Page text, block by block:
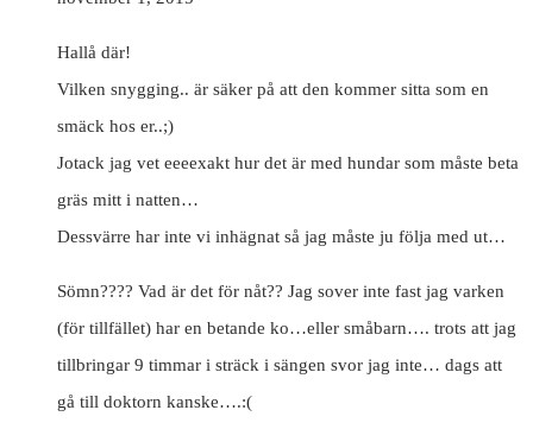
Hallå där!
Vilken snygging.. är säker på att den kommer sitta som en
smäck hos er..;)
Jotack jag vet eeeexakt hur det är med hundar som måste beta
gräs mitt i natten…
Dessvärre har inte vi inhägnat så jag måste ju följa med ut…
Sömn???? Vad är det för nåt?? Jag sover inte fast jag varken
(för tillfället) har en betande ko…eller småbarn…. trots att jag
tillbringar 9 timmar i sträck i sängen svor jag inte… dags att
gå till doktorn kanske….:(